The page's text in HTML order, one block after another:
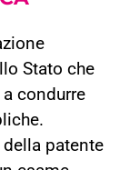
Stato che
condurre
patente